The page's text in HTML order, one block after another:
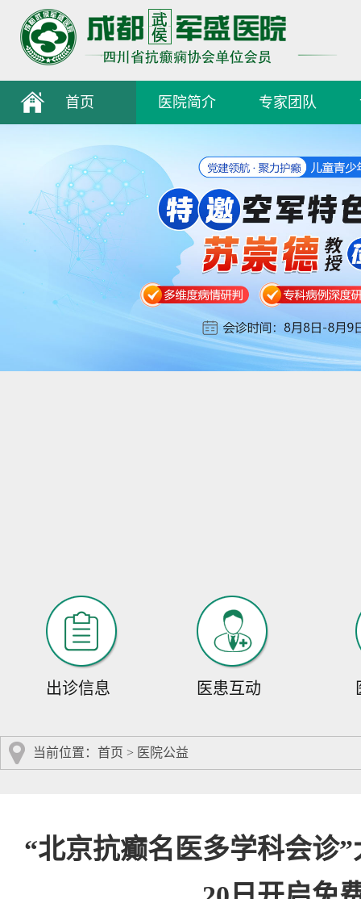
首页 医院简介 专家团队
出诊信息 医患互动
当前位置： 首页 > 医院公益
“北京抗癫名医多学科会诊